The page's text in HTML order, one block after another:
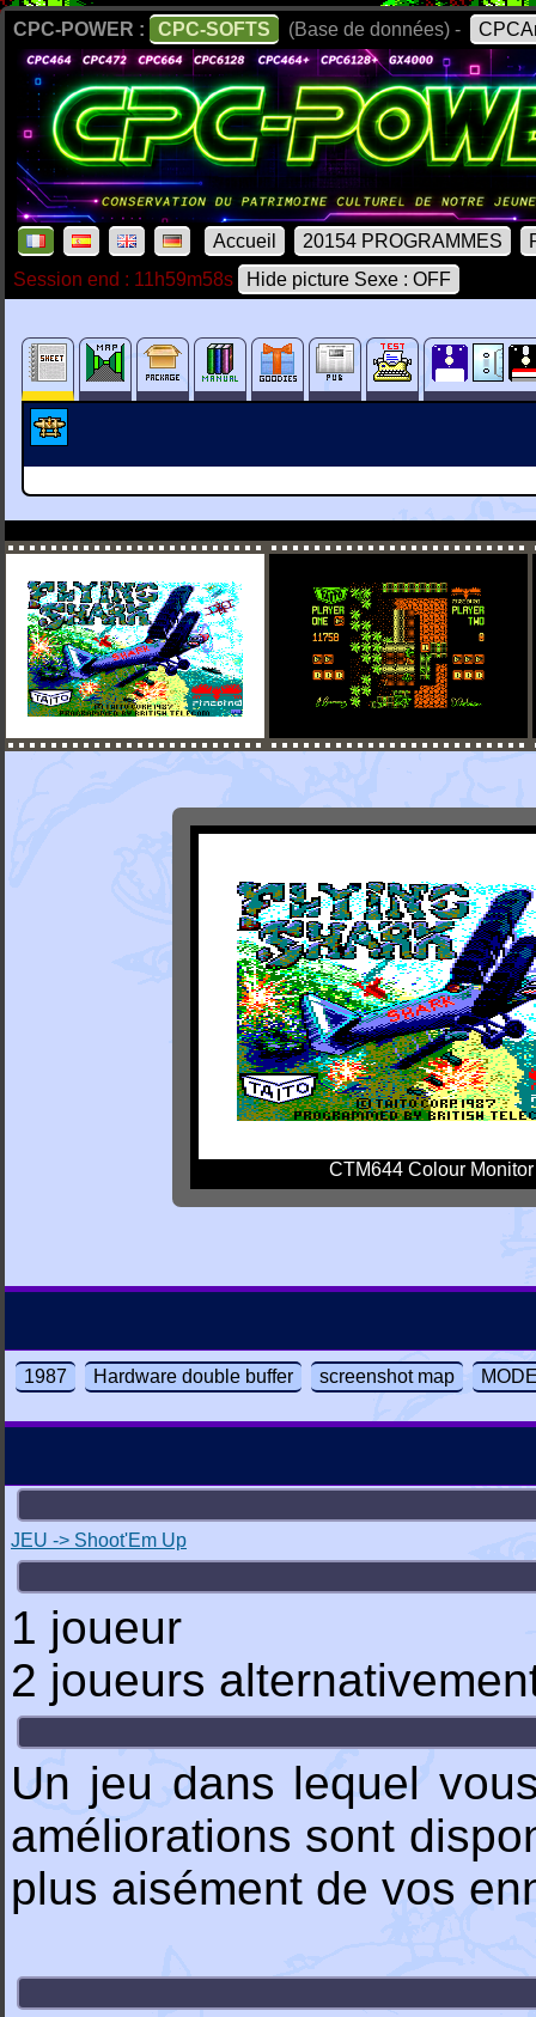
CPC-POWER : CPC-SOFTS (Base de données) -
Accueil 20154 PROGRAMMES
Session end : 11h59m58s
Hide picture Sexe : OFF
CTM644 Colour Monitor
1987 Hardware double buffer screenshot map
JEU -> Shoot'Em Up
1 joueur
2 joueurs
Un jeu dans lequel
améliorations sont
plus aisément de vos